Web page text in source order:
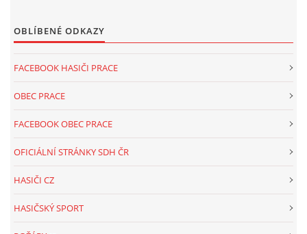
OBLÍBENÉ ODKAZY
FACEBOOK HASIČI PRACE
OBEC PRACE
FACEBOOK OBEC PRACE
OFICIÁLNÍ STRÁNKY SDH ČR
HASIČI CZ
HASIČSKÝ SPORT